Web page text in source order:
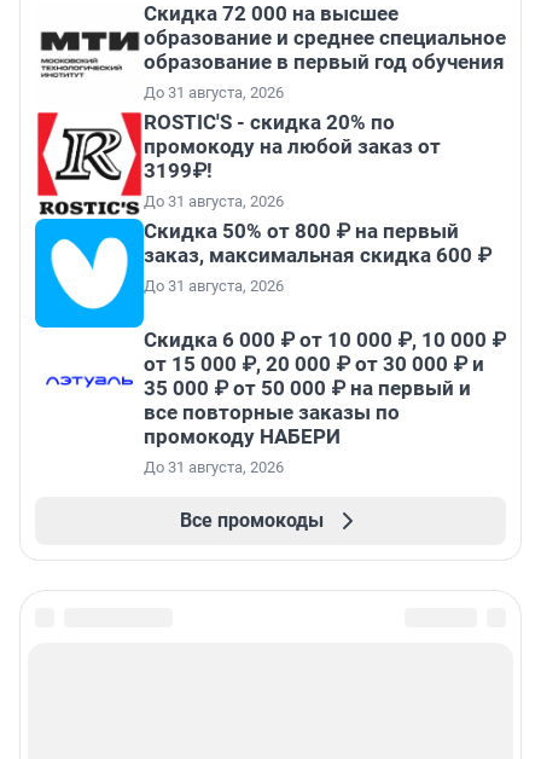
Скидка 72 000 на высшее
образование и среднее специальное
образование в первый год обучения
До 31 августа, 2026
ROSTIC'S - скидка 20% по
промокоду на любой заказ от
3199₽!
До 31 августа, 2026
Скидка 50% от 800 ₽ на первый
заказ, максимальная скидка 600 ₽
До 31 августа, 2026
Скидка 6 000 ₽ от 10 000 ₽, 10 000 ₽
от 15 000 ₽, 20 000 ₽ от 30 000 ₽ и
35 000 ₽ от 50 000 ₽ на первый и
все повторные заказы по
промокоду НАБЕРИ
До 31 августа, 2026
Все промокоды